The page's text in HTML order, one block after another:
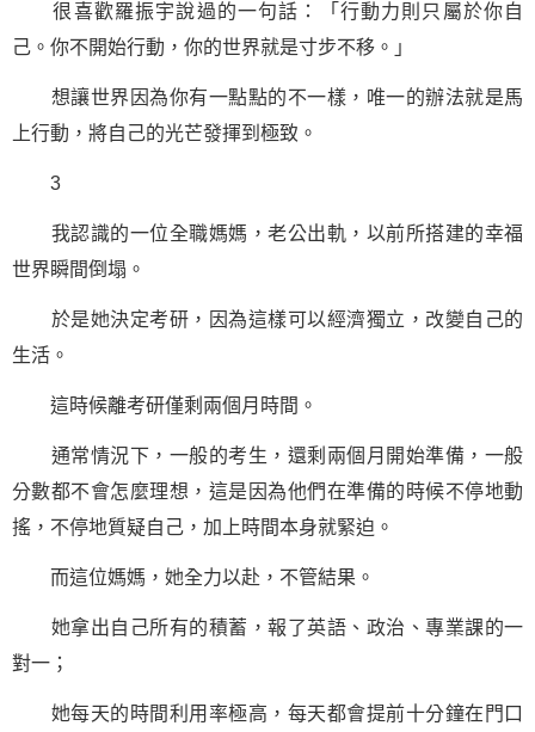
很喜歡羅振宇說過的一句話 ：「行動力則只屬於你自
己。你不開始行動，你的世界就是寸步不移。」
想讓世界因為你有一點點的不一樣，唯一的辦法就是馬
上行動，將自己的光芒發揮到極致。
3
我認識的一位全職媽媽，老公出軌，以前所搭建的幸福
世界瞬間倒塌。
於是她決定考研，因為這樣可以經濟獨立，改變自己的
生活。
這時候離考研僅剩兩個月時間。
通常情況下，一般的考生，還剩兩個月開始準備，一般
分數都不會怎麼理想，這是因為他們在準備的時候不停地動
搖，不停地質疑自己，加上時間本身就緊迫。
而這位媽媽，她全力以赴，不管結果。
她拿出自己所有的積蓄，報了英語、政治、專業課的一
對一；
她每天的時間利用率極高，每天都會提前十分鐘在門口